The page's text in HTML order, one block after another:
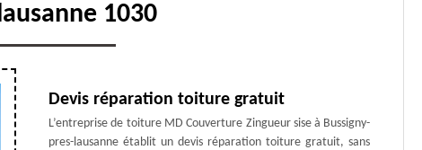
1030
Devis réparation toiture gratuit
L’entreprise de toiture MD Couverture Zingueur sise à Bussigny-
pres-lausanne établit un devis réparation toiture gratuit, sans